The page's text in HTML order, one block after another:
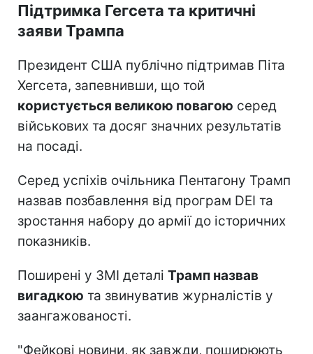
Підтримка Гегсета та критичні
заяви Трампа
Президент США публічно підтримав Піта
Хегсета, запевнивши, що той
користується великою повагою серед
військових та досяг значних результатів
на посаді.
Серед успіхів очільника Пентагону Трамп
назвав позбавлення від програм DEI та
зростання набору до армії до історичних
показників.
Поширені у ЗМІ деталі Трамп назвав
вигадкою та звинуватив журналістів у
заангажованості.
"Фейкові новини, як завжди, поширюють